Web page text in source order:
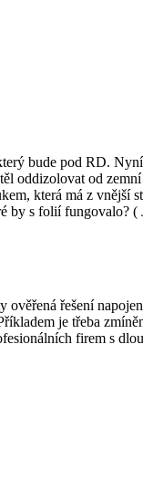
bude pod RD.
oddizolovat od
která má z
by s folií fungovalo?
řešení
je třeba
firem s